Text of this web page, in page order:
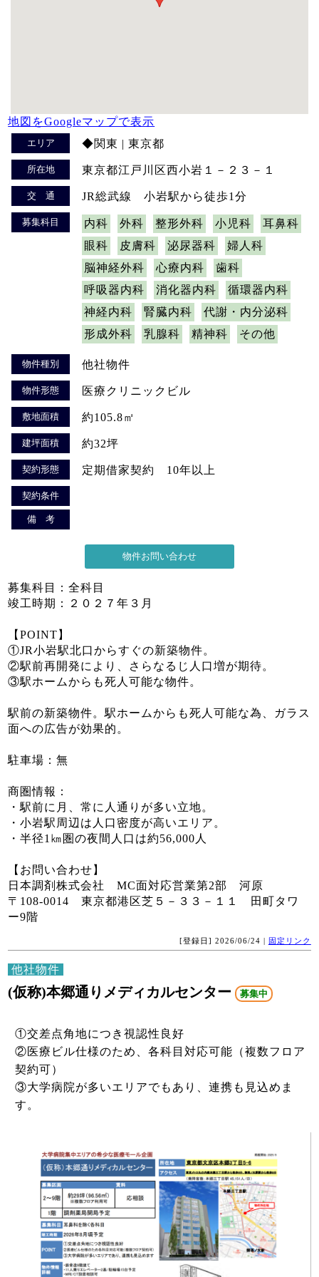
地図をGoogleマップで表示
エリア ◆関東 | 東京都
所在地 東京都江戸川区西小岩１－２３－１
交 通 JR総武線 小岩駅から徒歩1分
募集科目 内科 外科 整形外科 小児科
耳鼻科
眼科
皮膚科 泌尿器科
婦人科
脳神経外科
心療内科
歯科
呼吸器内科
消化器内科
循環器内科
神経内科
腎臓内科
代謝・内分泌科
形成外科
乳腺科 精神科 その他
物件種別 他社物件
物件形態 医療クリニックビル
敷地面積 約105.8㎡
建坪面積 約32坪
契約形態 定期借家契約 10年以上
契約条件
備 考
募集科目：全科目
竣工時期：２０２７年３月
【POINT】
①JR小岩駅北口からすぐの新築物件。
②駅前再開発により、さらなるじ人口増が期待。
③駅ホームからも死人可能な物件。
駅前の新築物件。駅ホームからも死人可能な為、ガラス
面への広告が効果的。
駐車場：無
商圏情報：
・駅前に月、常に人通りが多い立地。
・小岩駅周辺は人口密度が高いエリア。
・半径1㎞圏の夜間人口は約56,000人
【お問い合わせ】
日本調剤株式会社 MC面対応営業第2部 河原
〒108-0014 東京都港区芝５－３３－１１ 田町タワ
ー9階
[登録日] 2026/06/24 | 固定リンク
他社物件
(仮称)本郷通りメディカルセンター 募集中
①交差点角地につき視認性良好
②医療ビル仕様のため、各科目対応可能（複数フロア
契約可）
③大学病院が多いエリアでもあり、連携も見込めま
す。